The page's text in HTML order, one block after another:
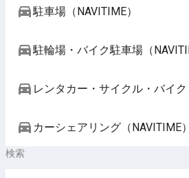
駐車場（NAVITIME）
駐輪場・バイク駐車場（
レンタカー・サイクル・バイク
カーシェアリング（NAVITIME）
検索